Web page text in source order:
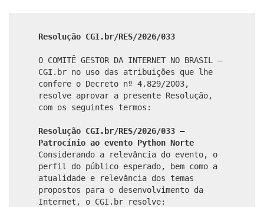
Resolução CGI.br/RES/2026/033
O COMITÊ GESTOR DA INTERNET NO BRASIL –
CGI.br no uso das atribuições que lhe
confere o Decreto nº 4.829/2003,
resolve aprovar a presente Resolução,
com os seguintes termos:
Resolução CGI.br/RES/2026/033 –
Patrocínio ao evento Python Norte
Considerando a relevância do evento, o
perfil do público esperado, bem como a
atualidade e relevância dos temas
propostos para o desenvolvimento da
Internet, o CGI.br resolve: